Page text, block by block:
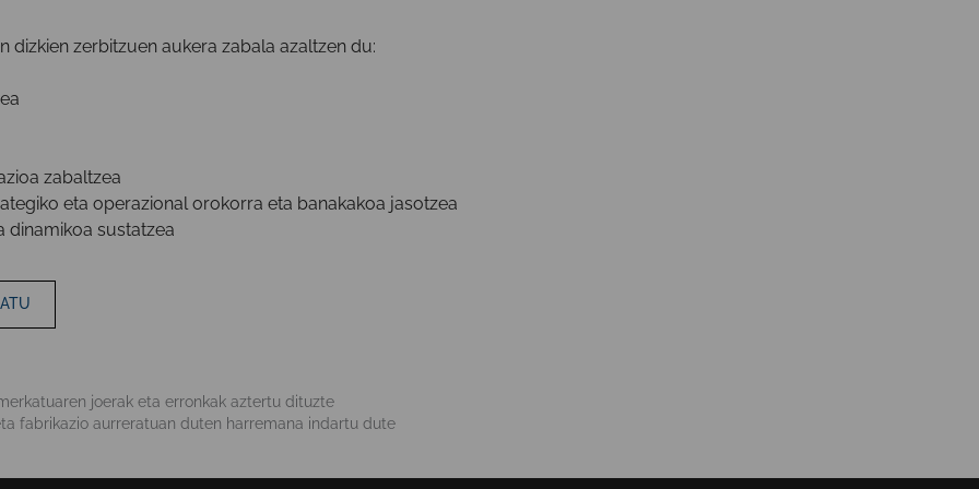
dizkien zerbitzuen aukera zabala azaltzen du:
zabaltzea
eta operazional orokorra eta banakakoa jasotzea
dinamikoa sustatzea
joerak eta erronkak aztertu dituzte
fabrikazio aurreratuan duten harremana indartu dute